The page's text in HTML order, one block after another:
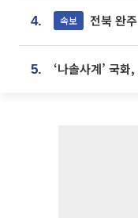
4. 속보 전북 완
5.